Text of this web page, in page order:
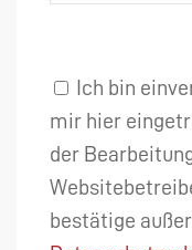
Ich bin
mir hier
der
bestätige